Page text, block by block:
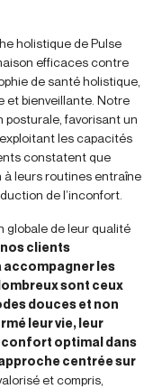
holistique de Pulse
efficaces contre
de santé holistique,
et bienveillante. Notre
favorisant un
les capacités
constatent que
à leurs routines entraîne
de l’inconfort.
globale de leur qualité
clients
accompagner les
sont ceux
douces et non
leur vie, leur
confort optimal dans
centrée sur
et compris,